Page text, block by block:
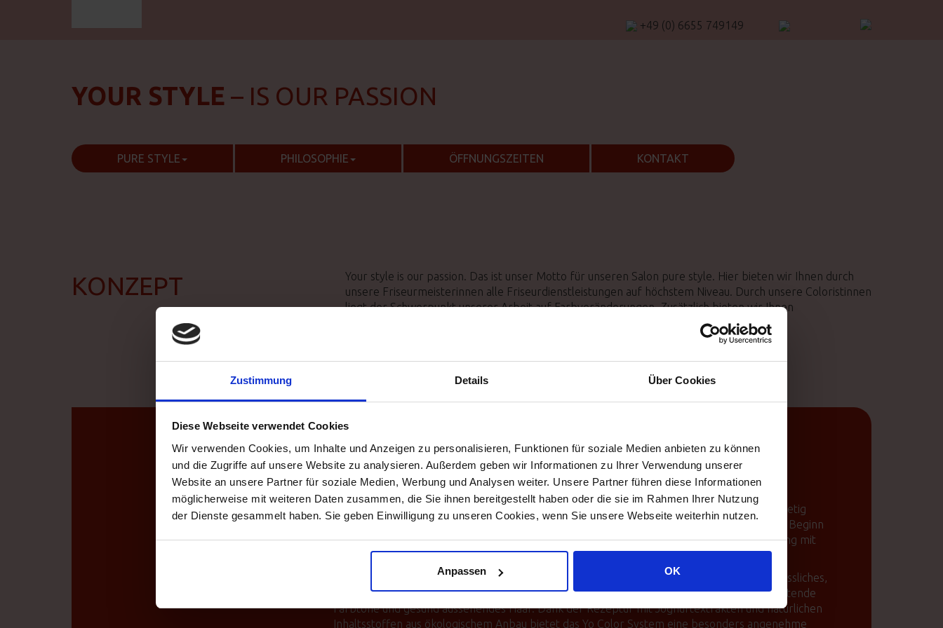
Zustimmung Details Über Cookies
Diese Webseite verwendet Cookies
Wir verwenden Cookies, um Inhalte und Anzeigen zu personalisieren, Funktionen für soziale Medien anbieten zu können
und die Zugriffe auf unsere Website zu analysieren. Außerdem geben wir Informationen zu Ihrer Verwendung unserer
Website an unsere Partner für soziale Medien, Werbung und Analysen weiter. Unsere Partner führen diese Informationen
möglicherweise mit weiteren Daten zusammen, die Sie ihnen bereitgestellt haben oder die sie im Rahmen Ihrer Nutzung
der Dienste gesammelt haben. Sie geben Einwilligung zu unseren Cookies, wenn Sie unsere Webseite weiterhin nutzen.
Anpassen OK
+49 (0) 6655 749149
YOUR STYLE – IS OUR PASSION
PURE STYLE PHILOSOPHIE ÖFFNUNGSZEITEN KONTAKT
KONZEPT
Your style is our passion. Das ist unser Motto für unseren Salon pure style. Hier bieten wir Ihnen durch
unsere Friseurmeisterinnen alle Friseurdienstleistungen auf höchstem Niveau. Durch unsere Coloristinnen
liegt der Schwerpunkt unserer Arbeit auf Farbveränderungen. Zusätzlich bieten wir Ihnen
JOGHURTHAARFARBE
Wir verwenden ausschließlich Kemon Farben. 1959 als Familienunternehmen gegründet, stetig
gewachsen und perfektioniert sowie bis heute von der Familie geführt, hat sich Kemon von Beginn
an der Friseurexklusivität verschrieben und als Farbspezialist innovative Produkte im Einklang mit
Natur und Umwelt entwickelt.
Diese Philosophie, gepaart mit italienischem Stil und Qualität, zeichnet Kemon aus. Ein verlässliches,
mildes und pflegendes Farbsystem: Natürliche Inhaltsstoffe ermöglichen intensive, lang haltende
Farbtöne und gesund aussehendes Haar. Dank der Rezeptur mit Joghurtextrakten und natürlichen
Inhaltsstoffen aus ökologischem Anbau bietet das Yo Color System eine besonders angenehme